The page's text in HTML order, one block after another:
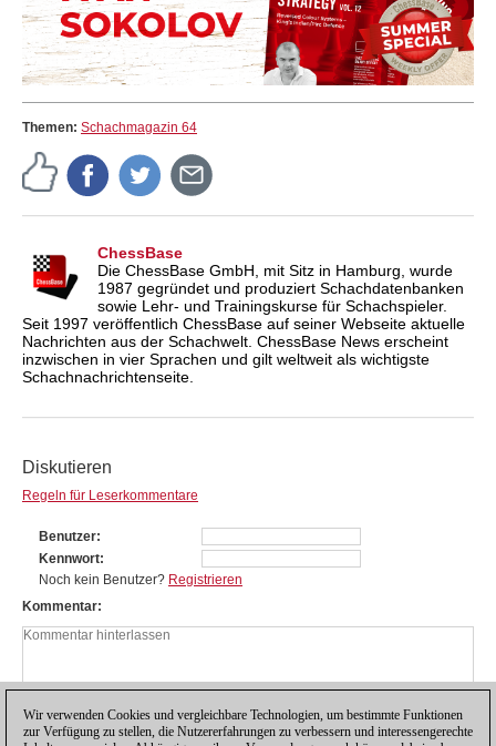
Themen: Schachmagazin 64
ChessBase
Die ChessBase GmbH, mit Sitz in Hamburg, wurde
1987 gegründet und produziert Schachdatenbanken
sowie Lehr- und Trainingskurse für Schachspieler.
Seit 1997 veröffentlich ChessBase auf seiner Webseite aktuelle
Nachrichten aus der Schachwelt. ChessBase News erscheint
inzwischen in vier Sprachen und gilt weltweit als wichtigste
Schachnachrichtenseite.
Diskutieren
Regeln für Leserkommentare
Benutzer
Kennwort
Noch kein Benutzer? Registrieren
Kommentar
Wir verwenden Cookies und vergleichbare Technologien, um bestimmte Funktionen
zur Verfügung zu stellen, die Nutzererfahrungen zu verbessern und interessengerechte